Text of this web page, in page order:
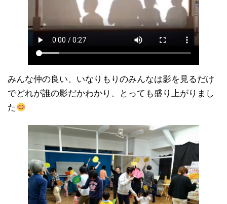
みんな仲の良い、いなりもりのみんなは影を見るだけ
でどれが誰の影だかわかり、とっても盛り上がりまし
た